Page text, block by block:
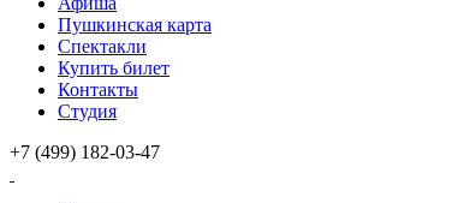
Пушкинская карта
Спектакли
Купить билет
Контакты
Студия
+7 (499) 182-03-47